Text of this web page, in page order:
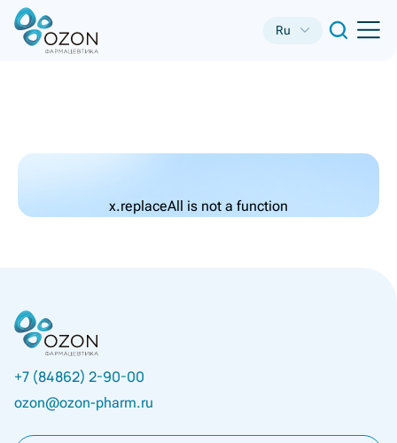
Ru
x.replaceAll is not a function
+7 (84862) 2-90-00
ozon@ozon-pharm.ru